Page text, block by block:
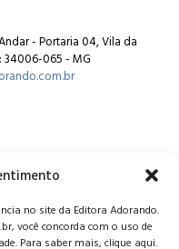
no site da Editora Adorando.
você concorda com o uso de
Para saber mais, clique aqui.
- Portaria 04, Vila da
34006-065 - MG
direitos reservados.
privacidade.